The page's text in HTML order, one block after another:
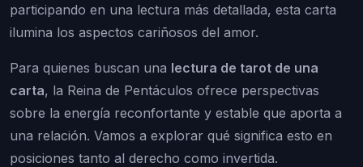
participando en una lectura más detallada, esta carta
ilumina los aspectos cariñosos del amor.
Para quienes buscan una lectura de tarot de una
carta, la Reina de Pentáculos ofrece perspectivas
sobre la energía reconfortante y estable que aporta a
una relación. Vamos a explorar qué significa esto en
posiciones tanto al derecho como invertida.